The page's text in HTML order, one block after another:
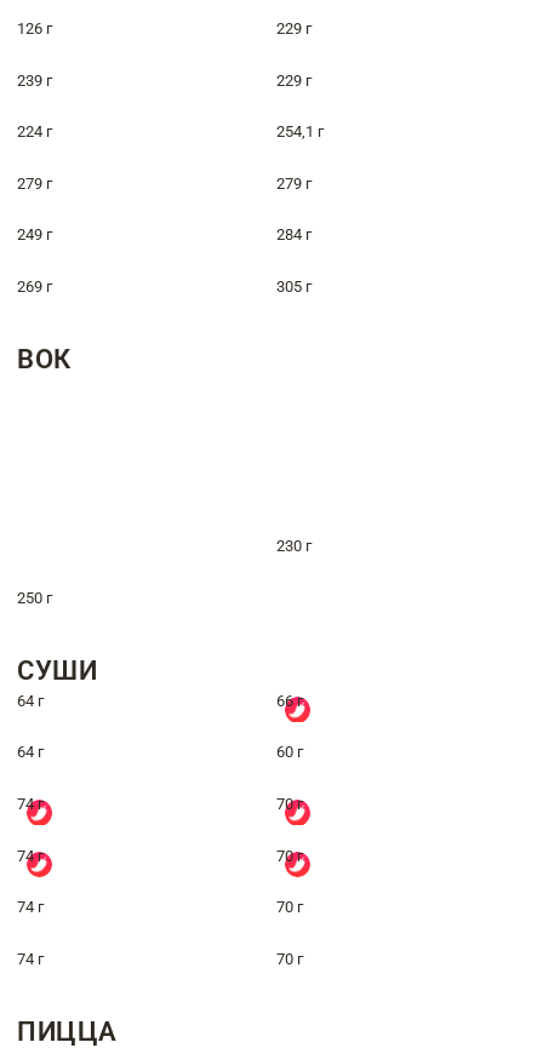
126 г 229 г
239 г 229 г
224 г 254,1 г
279 г 279 г
249 г 284 г
269 г 305 г
ВОК
230 г
250 г
СУШИ
64 г 66 г
64 г 60 г
74 г 70 г
74 г 70 г
74 г 70 г
74 г 70 г
ПИЦЦА